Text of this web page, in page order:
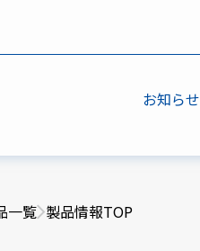
お知らせ
一覧 製品情報TOP